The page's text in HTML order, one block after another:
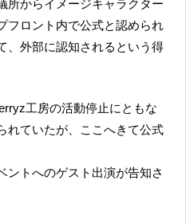
所からイメージキャラクター
フロント内で公式と認められ
、外部に認知されるという得
れていたが、ここへきて公式
ントへのゲスト出演が告知さ